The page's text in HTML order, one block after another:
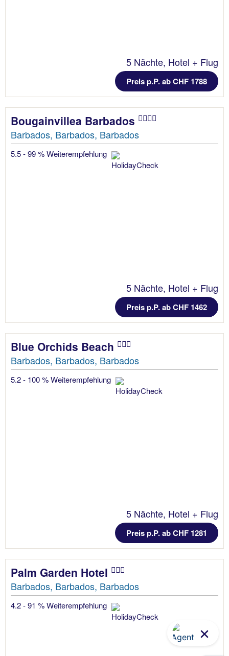
5 Nächte, Hotel + Flug
Preis p.P. ab CHF 1788
Bougainvillea Barbados
Barbados, Barbados, Barbados
5.5 - 99 % Weiterempfehlung
5 Nächte, Hotel + Flug
Preis p.P. ab CHF 1462
Blue Orchids Beach
Barbados, Barbados, Barbados
5.2 - 100 % Weiterempfehlung
5 Nächte, Hotel + Flug
Preis p.P. ab CHF 1281
Palm Garden Hotel
Barbados, Barbados, Barbados
4.2 - 91 % Weiterempfehlung